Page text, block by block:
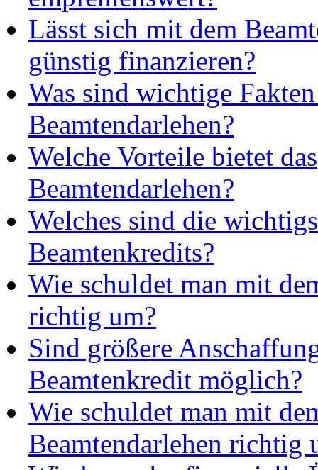
Lässt sich mit dem
günstig finanzieren?
Was sind wichtige
Beamtendarlehen?
Welche Vorteile bietet das
Beamtendarlehen?
Welches sind die
Beamtenkredits?
Wie schuldet man mit
richtig um?
Sind größere
Beamtenkredit möglich?
Wie schuldet man mit
Beamtendarlehen richtig